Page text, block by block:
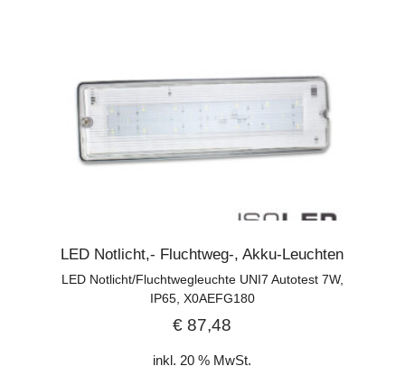
LED Notlicht,- Fluchtweg-, Akku-Leuchten
LED Notlicht/Fluchtwegleuchte UNI7 Autotest 7W,
IP65, X0AEFG180
€ 87,48
inkl. 20 % MwSt.